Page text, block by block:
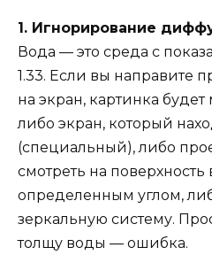
1. Игнорирование
Вода — это среда с
1.33. Если вы направите
на экран, картинка
либо экран, который
(специальный), либо
смотреть на
определенным углом,
зеркальную систему.
толщу воды — ошибка.